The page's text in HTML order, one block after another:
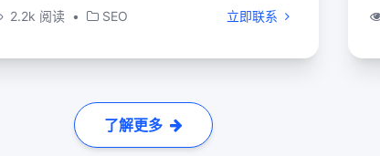
2.2k 阅读 • SEO 立即联系
了解更多